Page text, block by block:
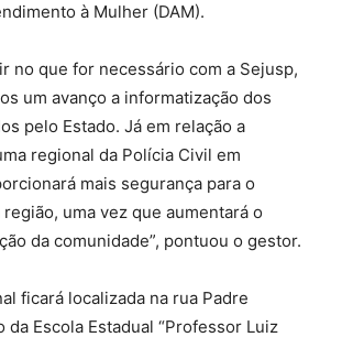
à Mulher (DAM).
no que for necessário com a Sejusp,
um avanço a informatização dos
pelo Estado. Já em relação a
regional da Polícia Civil em
mais segurança para o
uma vez que aumentará o
da comunidade”, pontuou o gestor.
ficará localizada na rua Padre
da Escola Estadual “Professor Luiz